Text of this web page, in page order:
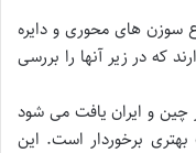
سوزن های محوری و دایره
که در زیر آنها را بررسی
چین و ایران یافت می شود
بهتری برخوردار است. این